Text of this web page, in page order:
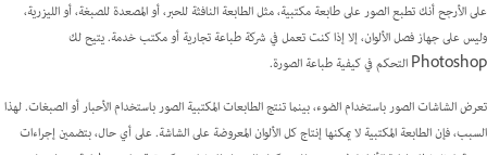
على الأرجح أنك تطبع الصور على طابعة مكتبية، مثل الطابعة النافثة للحبر، أو المصعدة للصبغة، أو الليزرية،
وليس على جهاز فصل الألوان، إلا إذا كنت تعمل في شركة طباعة تجارية أو مكتب خدمة. يتيح لك
Photoshop التحكم في كيفية طباعة الصورة.
تعرض الشاشات الصور باستخدام الضوء، بينما تنتج الطابعات المكتبية الصور باستخدام الأحبار أو الصبغات. لهذا
السبب، فإن الطابعة المكتبية لا يمكنها إنتاج كل الألوان المعروضة على الشاشة. على أي حال، بتضمين إجراءات